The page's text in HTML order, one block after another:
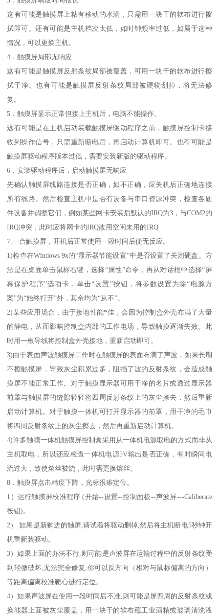
这有可能是触摸屏上粘有移动的水滴，只需用一块干的软布进行擦
拭即可。还有可能是主机档次太低，如时钟频率过低，如属于这种
情况，可以更换主机。
4．触摸屏局部无响应
这有可能是触摸屏反射条纹局部被覆盖，可用一块干的软布进行擦
拭干净。也有可能是触摸屏反射条纹局部被硬物刮掉，将无法修
复。
5．触摸屏显示正常但接上主机后，电脑不能操作。
这有可能是在主机启动装载触摸屏驱动程序之前，触摸屏控制卡接
收到操作信号，只需重新断电后，再启动计算机即可。也有可能是
触摸屏驱动程序版本过低，需要安装新版的驱动程序。
6．安装驱动程序后，启动触摸屏无响应
先确认触摸屏线路连接是否正确，如不正确，应关机后正确地连接
所有线路。然后检查主机中是否有设备与串口资源冲突，检查各硬
件设备并调整它们，例如某些网卡安装后默认的IRQ为3，与COM2的
IRQ冲突，此时应将网卡的IRQ改用空闲未用的IRQ
7.一台触摸屏，开机后正常使用一段时间后便无反应。
1)检查在Wlndows 9x的“显示器节能设置”中是否设置了关闭硬盘。方
法是在桌面单击鼠标右键，选择“属性”命令，再从对话框中选择“屏
幕保护程序”选项卡，单击“设置”按钮，将参数设置为除“电源方
案”为“始终打开”外，其余均为“从不”。
2)某些应用场合，由于接地性能*佳，会因为控制盒外壳布满了大量
的静电，从而影响控制盒内部的工作电场，导致触摸逐渐失效。此
时用一根导线将控制盒外壳接地，重新启动即可。
3)由于表面声波触摸屏工作时在触摸屏的表面布满了声波，如果长期
不擦触摸屏，导致灰尘积累过多，阻挡了波的反射条纹，会造成触
摸屏不能正常工作。对于触摸显示器可用干净的名片或透过显示器
前罩与触摸屏的缝隙轻轻将四周反射条纹上的灰尘擦去，然后重新
启动计算机。对于触摸一体机可打开显示器的前罩，用干净的毛巾
将四周反射条纹上的灰尘擦去，然后再重新启动计算机。
4)许多触摸一体机触摸屏控制盒采用从一体机电源取电的方式而非从
主机取电，所以还应检查一体机电源5V输出是否正确，有时瞬间电
流过大，致使熔丝被烧，此时需更换熔丝。
8．触摸屏点击精度下降，光标很难定位。
1）运行触摸屏校准程序.(开始--设置--控制面板--声波屏---Caliberate
按钮)。
2） 如果是新购进的触屏,请试着将驱动删掉,然后将主机断电5秒钟开
机重新装驱动。
3）如果上面的办法不行,则可能是声波屏在运输过程中的反射条纹受
到轻微破坏,无法完全修复,你可以反方向（相对与鼠标偏离的方向）
等距离偏离校准靶心进行定位。
4）如果声波屏在使用一段时间后不准,则可能是屏四周的反射条纹或
换能器上面被灰尘覆盖，用一块干的软布蘸工业酒精或玻璃清洗液